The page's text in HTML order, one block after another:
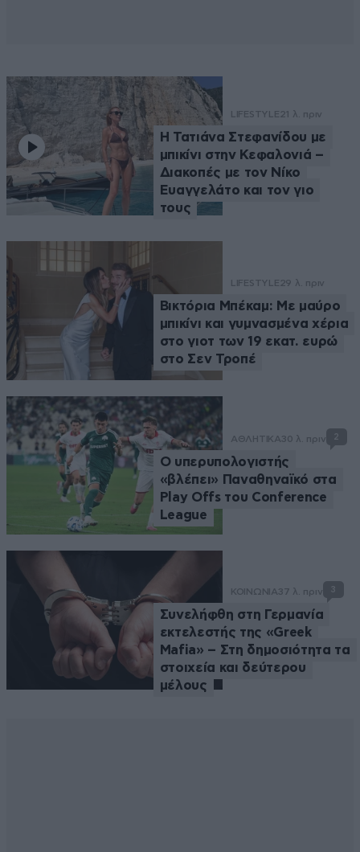
LIFESTYLE21 λ. πριν
Η Τατιάνα Στεφανίδου με
μπικίνι στην Κεφαλονιά –
Διακοπές με τον Νίκο
Ευαγγελάτο και τον γιο
τους
LIFESTYLE29 λ. πριν
Βικτόρια Μπέκαμ: Με μαύρο
μπικίνι και γυμνασμένα χέρια
στο γιοτ των 19 εκατ. ευρώ
στο Σεν Τροπέ
ΑΘΛΗΤΙΚΑ30 λ. πριν 2
Ο υπερυπολογιστής
«βλέπει» Παναθηναϊκό στα
Play Offs του Conference
League
ΚΟΙΝΩΝΙΑ37 λ. πριν 3
Συνελήφθη στη Γερμανία
εκτελεστής της «Greek
Mafia» – Στη δημοσιότητα τα
στοιχεία και δεύτερου
μέλους